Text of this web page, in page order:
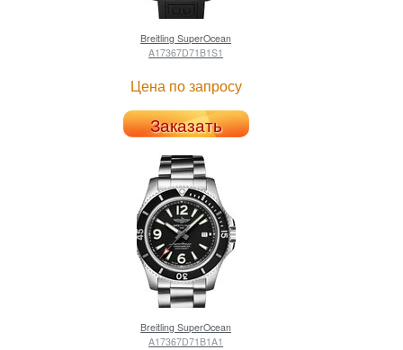
Breitling SuperOcean
A17367D71B1S1
Цена по запросу
Заказать
Breitling SuperOcean
A17367D71B1A1